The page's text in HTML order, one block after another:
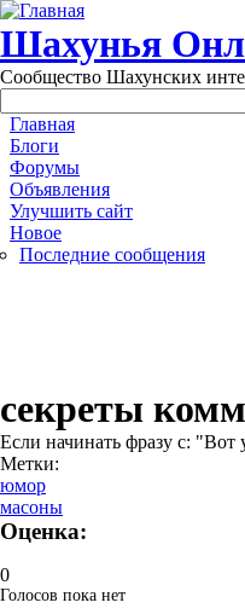
Перейти к основному
Шахунья
Сообщество Шахунских
Main menu
Главная
Блоги
Форумы
Объявления
Улучшить сайт
Новое
Последние сообщения
секреты
Если начинать фразу с: "Вот
Метки:
юмор
масоны
Оценка:
0
Голосов пока нет